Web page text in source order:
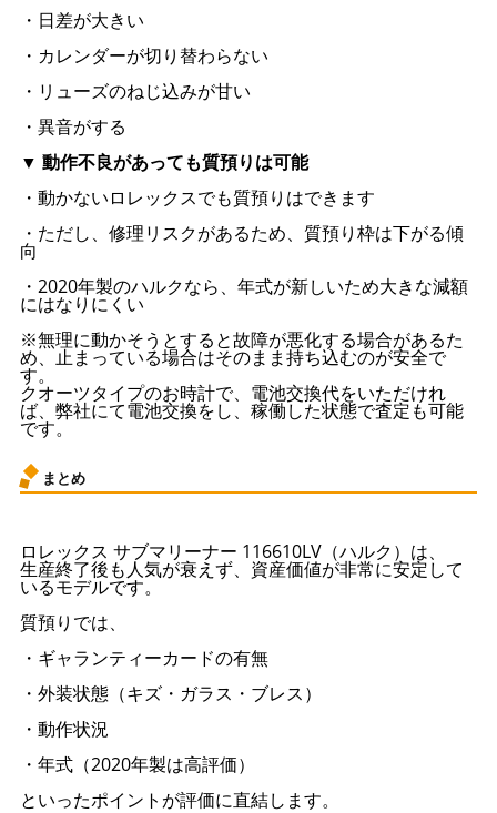
・日差が大きい
・カレンダーが切り替わらない
・リューズのねじ込みが甘い
・異音がする
▼ 動作不良があっても質預りは可能
・動かないロレックスでも質預りはできます
・ただし、修理リスクがあるため、質預り枠は下がる傾
向
・2020年製のハルクなら、年式が新しいため大きな減額
にはなりにくい
※無理に動かそうとすると故障が悪化する場合があるた
め、止まっている場合はそのまま持ち込むのが安全で
す。
クオーツタイプのお時計で、電池交換代をいただけれ
ば、弊社にて電池交換をし、稼働した状態で査定も可能
です。
まとめ
ロレックス サブマリーナー 116610LV（ハルク）は、
生産終了後も人気が衰えず、資産価値が非常に安定して
いるモデルです。
質預りでは、
・ギャランティーカードの有無
・外装状態（キズ・ガラス・ブレス）
・動作状況
・年式（2020年製は高評価）
といったポイントが評価に直結します。